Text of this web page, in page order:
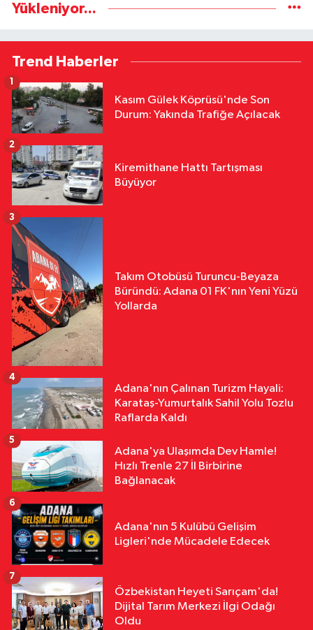
Yükleniyor...
Trend Haberler
Kasım Gülek Köprüsü'nde Son
Durum: Yakında Trafiğe Açılacak
1
Kiremithane Hattı Tartışması
Büyüyor
2
Takım Otobüsü Turuncu-Beyaza
Büründü: Adana 01 FK'nın Yeni Yüzü
Yollarda
3
Adana'nın Çalınan Turizm Hayali:
Karataş-Yumurtalık Sahil Yolu Tozlu
Raflarda Kaldı
4
Adana'ya Ulaşımda Dev Hamle!
Hızlı Trenle 27 İl Birbirine
Bağlanacak
5
Adana'nın 5 Kulübü Gelişim
Ligleri'nde Mücadele Edecek
6
Özbekistan Heyeti Sarıçam'da!
Dijital Tarım Merkezi İlgi Odağı
Oldu
7